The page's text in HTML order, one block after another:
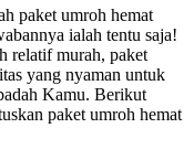
paket umroh hemat
ialah tentu saja!
relatif murah, paket
yang nyaman untuk
Kamu. Berikut
paket umroh hemat